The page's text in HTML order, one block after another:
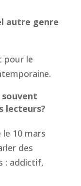
autre genre
pour le
lecteurs?
le 10 mars
des
: addictif,